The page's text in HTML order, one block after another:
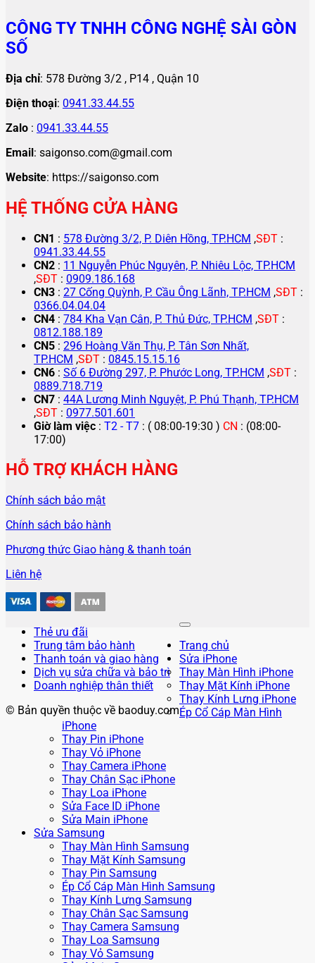
CÔNG TY TNHH CÔNG NGHỆ SÀI GÒN
SỐ
Địa chỉ: 578 Đường 3/2 , P14 , Quận 10
Điện thoại: 0941.33.44.55
Zalo : 0941.33.44.55
Email: saigonso.com@gmail.com
Website: https://saigonso.com
HỆ THỐNG CỬA HÀNG
CN1 : 578 Đường 3/2, P. Diên Hồng, TP.HCM ,SĐT :
0941.33.44.55
CN2 : 11 Nguyễn Phúc Nguyên, P. Nhiêu Lộc, TP.HCM
,SĐT : 0909.186.168
CN3 : 27 Cống Quỳnh, P. Cầu Ông Lãnh, TP.HCM ,SĐT :
0366.04.04.04
CN4 : 784 Kha Vạn Cân, P. Thủ Đức, TP.HCM ,SĐT :
0812.188.189
CN5 : 296 Hoàng Văn Thụ, P. Tân Sơn Nhất,
TP.HCM ,SĐT : 0845.15.15.16
CN6 : Số 6 Đường 297, P. Phước Long, TP.HCM ,SĐT :
0889.718.719
CN7 : 44A Lương Minh Nguyệt, P. Phú Thạnh, TP.HCM
,SĐT : 0977.501.601
Giờ làm việc : T2 - T7 : ( 08:00-19:30 ) CN : (08:00-
17:00)
HỖ TRỢ KHÁCH HÀNG
Chính sách bảo mật
Chính sách bảo hành
Phương thức Giao hàng & thanh toán
Liên hệ
Thẻ ưu đãi
Trung tâm bảo hành
Thanh toán và giao hàng
Dịch vụ sửa chữa và bảo trì
Doanh nghiệp thân thiết
© Bản quyền thuộc về baoduy.com
Trang chủ
Sửa iPhone
Thay Màn Hình iPhone
Thay Mặt Kính iPhone
Thay Kính Lưng iPhone
Ép Cổ Cáp Màn Hình
iPhone
Thay Pin iPhone
Thay Vỏ iPhone
Thay Camera iPhone
Thay Chân Sạc iPhone
Thay Loa iPhone
Sửa Face ID iPhone
Sửa Main iPhone
Sửa Samsung
Thay Màn Hình Samsung
Thay Mặt Kính Samsung
Thay Pin Samsung
Ép Cổ Cáp Màn Hình Samsung
Thay Kính Lưng Samsung
Thay Chân Sạc Samsung
Thay Camera Samsung
Thay Loa Samsung
Thay Vỏ Samsung